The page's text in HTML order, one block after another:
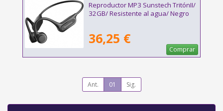
Reproductor MP3 Sunstech TritónII/
32GB/ Resistente al agua/ Negro
36,25 €
Comprar
Ant. 01 Sig.